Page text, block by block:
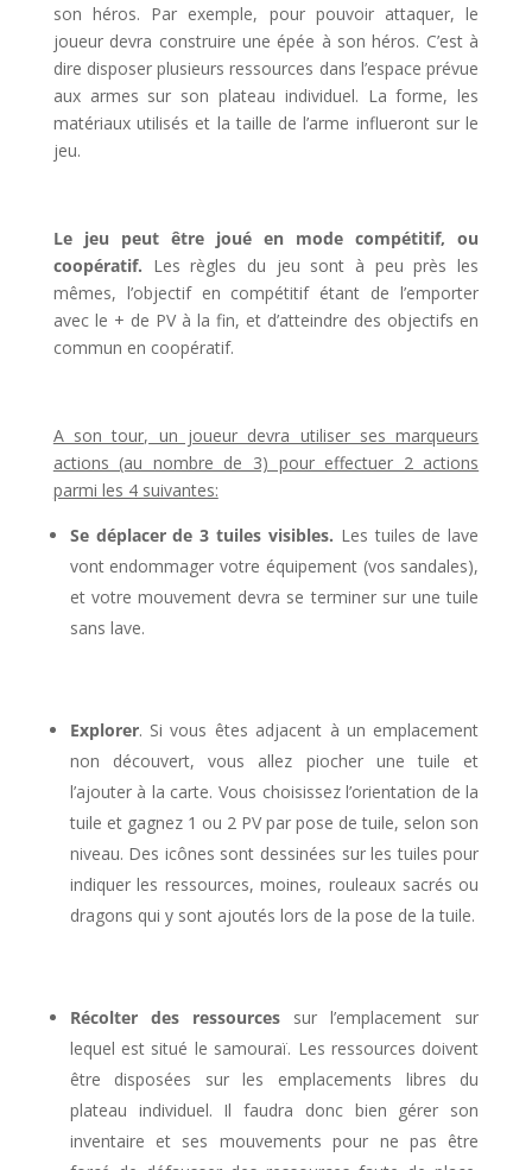
son héros. Par exemple, pour pouvoir attaquer, le
joueur devra construire une épée à son héros. C’est à
dire disposer plusieurs ressources dans l’espace prévue
aux armes sur son plateau individuel. La forme, les
matériaux utilisés et la taille de l’arme influeront sur le
jeu.
Le jeu peut être joué en mode compétitif, ou
coopératif. Les règles du jeu sont à peu près les
mêmes, l’objectif en compétitif étant de l’emporter
avec le + de PV à la fin, et d’atteindre des objectifs en
commun en coopératif.
A son tour, un joueur devra utiliser ses marqueurs
actions (au nombre de 3) pour effectuer 2 actions
parmi les 4 suivantes:
Se déplacer de 3 tuiles visibles. Les tuiles de lave
vont endommager votre équipement (vos sandales),
et votre mouvement devra se terminer sur une tuile
sans lave.
Explorer. Si vous êtes adjacent à un emplacement
non découvert, vous allez piocher une tuile et
l’ajouter à la carte. Vous choisissez l’orientation de la
tuile et gagnez 1 ou 2 PV par pose de tuile, selon son
niveau. Des icônes sont dessinées sur les tuiles pour
indiquer les ressources, moines, rouleaux sacrés ou
dragons qui y sont ajoutés lors de la pose de la tuile.
Récolter des ressourcessur l’emplacement sur
lequel est situé le samouraï. Les ressources doivent
être disposées sur les emplacements libres du
plateau individuel. Il faudra donc bien gérer son
inventaire et ses mouvements pour ne pas être